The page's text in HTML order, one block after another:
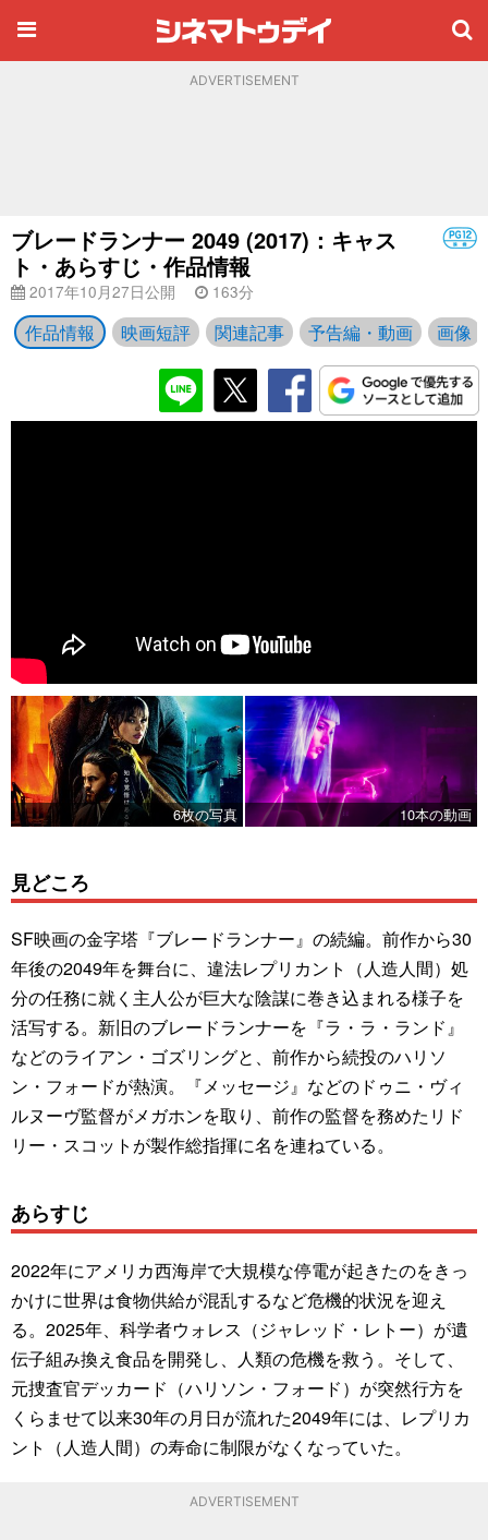
ADVERTISEMENT
ブレードランナー 2049 (2017)：キャス
ト・あらすじ・作品情報
2017年10月27日公開 163分
作品情報 映画短評 関連記事 予告編・動画 画像
6枚の写真 10本の動画
見どころ
SF映画の金字塔『ブレードランナー』の続編。前作から30
年後の2049年を舞台に、違法レプリカント（人造人間）処
分の任務に就く主人公が巨大な陰謀に巻き込まれる様子を
活写する。新旧のブレードランナーを『ラ・ラ・ランド』
などのライアン・ゴズリングと、前作から続投のハリソ
ン・フォードが熱演。『メッセージ』などのドゥニ・ヴィ
ルヌーヴ監督がメガホンを取り、前作の監督を務めたリド
リー・スコットが製作総指揮に名を連ねている。
あらすじ
2022年にアメリカ西海岸で大規模な停電が起きたのをきっ
かけに世界は食物供給が混乱するなど危機的状況を迎え
る。2025年、科学者ウォレス（ジャレッド・レトー）が遺
伝子組み換え食品を開発し、人類の危機を救う。そして、
元捜査官デッカード（ハリソン・フォード）が突然行方を
くらませて以来30年の月日が流れた2049年には、レプリカ
ント（人造人間）の寿命に制限がなくなっていた。
ADVERTISEMENT